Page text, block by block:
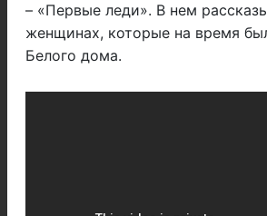
– «Первые леди». В нем
женщинах, которые на время
Белого дома.